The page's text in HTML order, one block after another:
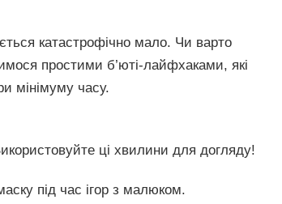
катастрофічно мало. Чи варто
простими б’юті-лайфхаками, які
мінімуму часу.
ці хвилини для догляду!
під час ігор з малюком.